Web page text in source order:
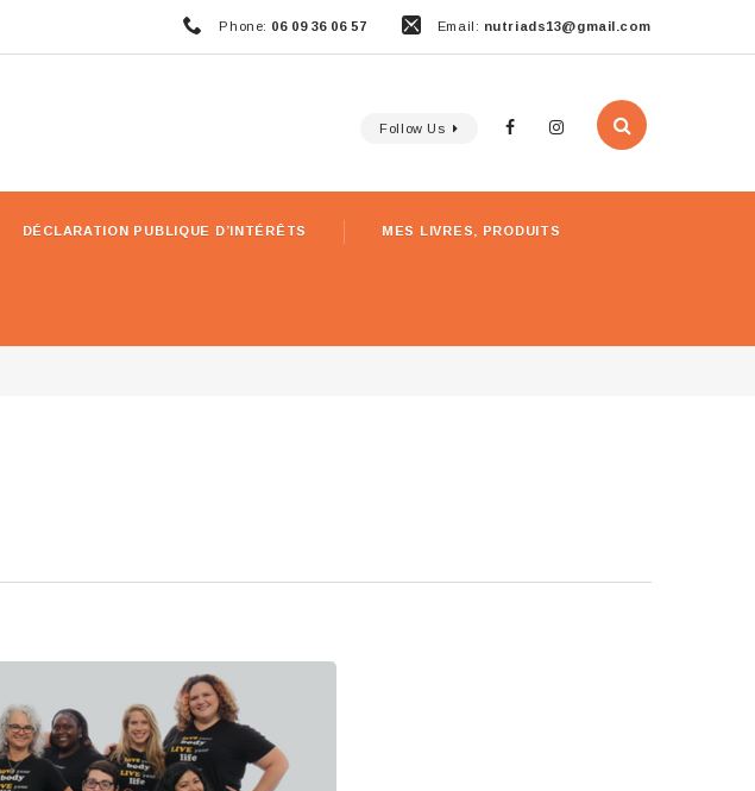
Phone: 06 09 36 06 57 Email: nutriads13@gmail.com
Follow Us
DÉCLARATION PUBLIQUE D’INTÉRÊTS MES LIVRES, PRODUITS